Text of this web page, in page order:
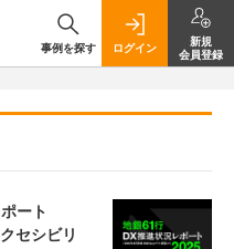
事例を探す ログイン
新規
会員登録
ート
セシビリ